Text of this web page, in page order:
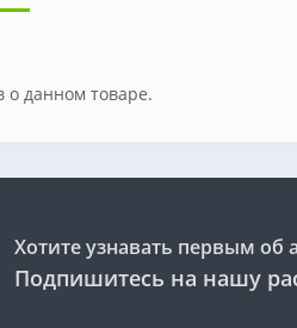
о данном товаре.
Хотите узнавать первым об
Подпишитесь на нашу